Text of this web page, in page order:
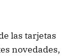
las tarjetas
novedades,